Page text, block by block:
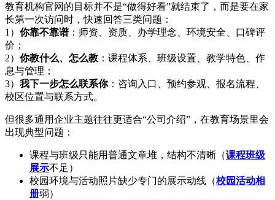
教育机构官网的目标并不是“做得好看”就结束了，而是要在家
长第一次访问时，快速回答三类问题：
1） 你靠不靠谱：师资、资质、办学理念、环境安全、口碑评
价；
2） 你教什么、怎么教 ：课程体系、班级设置、教学特色、作
息与管理；
3） 我下一步怎么联系你：咨询入口、预约参观、报名流程、
校区位置与联系方式。
但很多通用企业主题往往更适合“公司介绍”，在教育场景里会
出现典型问题：
课程与班级只能用普通文章堆，结构不清晰（课程班级
展示不足）
校园环境与活动照片缺少专门的展示动线（校园活动相
册弱）